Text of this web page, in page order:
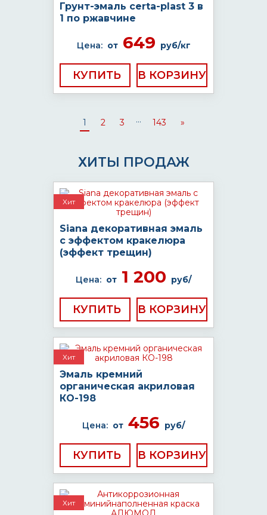
Грунт-эмаль certa-plast 3 в
1 по ржавчине
Цена: от649 руб/кг
КУПИТЬ
1 2 3 ... 143 »
ХИТЫ ПРОДАЖ
Хит
Siana декоративная эмаль
с эффектом кракелюра
(эффект трещин)
Цена: от 1 200 руб/
КУПИТЬ
Хит
Эмаль кремний
органическая акриловая
КО-198
Цена: от 456 руб/
КУПИТЬ
Хит